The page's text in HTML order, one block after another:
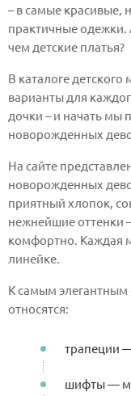
– в самые красивые,
практичные
чем детские платья?
В каталоге
варианты для
дочки – и начать мы
новорожденных
На сайте
новорожденных
приятный хлопок,
нежнейшие оттенки
комфортно. Каждая
линейке.
К самым элегантным
относятся:
трапеции
шифты —